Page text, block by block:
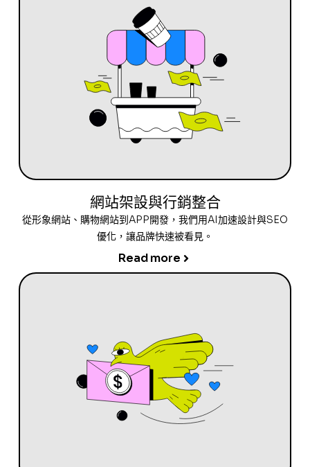
網站架設與行銷整合
從形象網站、購物網站到APP開發，我們用AI加速設計與SEO
優化，讓品牌快速被看見。
Read more